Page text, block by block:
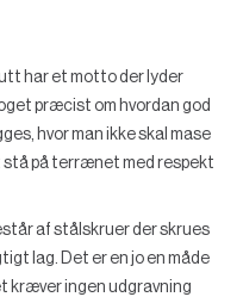
har et motto der lyder
præcist om hvordan god
hvor man ikke skal mase
stå på terrænet med respekt
af stålskruer der skrues
lag. Det er en jo en måde
kræver ingen udgravning